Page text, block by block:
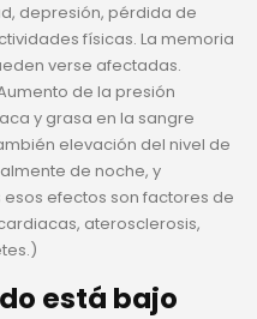
depresión, pérdida de
físicas. La memoria
verse afectadas.
de la presión
y grasa en la sangre
elevación del nivel de
de noche, y
efectos son factores de
aterosclerosis,
está bajo